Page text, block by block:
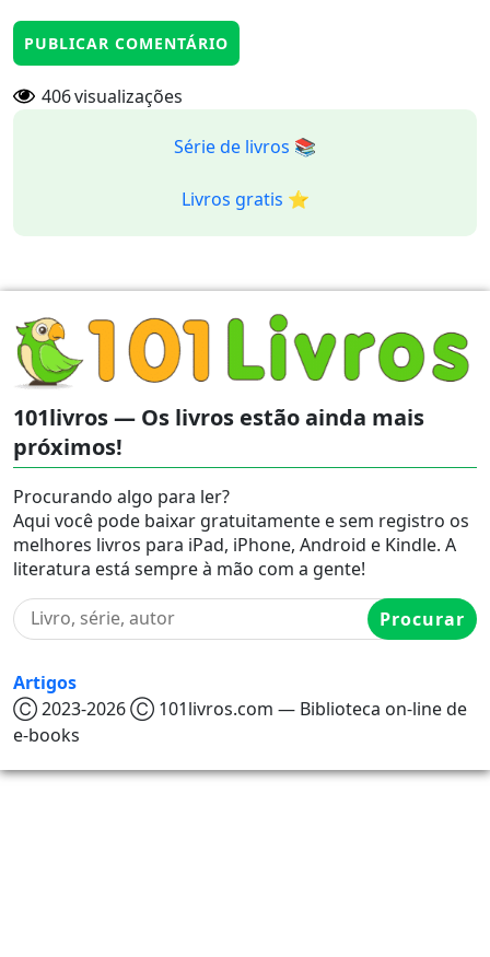
406visualizações
Série de livros 📚
Livros gratis ⭐️
101livros — Os livros estão ainda mais
próximos!
Procurando algo para ler?
Aqui você pode baixar gratuitamente e sem registro os
melhores livros para iPad, iPhone, Android e Kindle. A
literatura está sempre à mão com a gente!
Procurar
Artigos
Ⓒ 2023-2026 Ⓒ 101livros.com — Biblioteca on-line de
e-books